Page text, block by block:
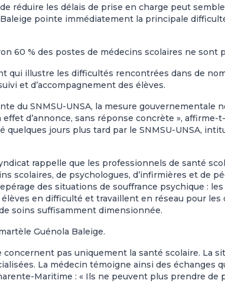
réduire les délais de prise en charge peut
pointe immédiatement la principale
60 % des postes de médecins scolaires ne sont
qui illustre les difficultés rencontrées dans de
et d’accompagnement des élèves.
du SNMSU-UNSA, la mesure gouvernementale
effet d’annonce, sans réponse concrète »,
quelques jours plus tard par le SNMSU-UNSA,
rappelle que les professionnels de santé
scolaires, de psychologues, d’infirmières et de
des situations de souffrance psychique :
en difficulté et travaillent en réseau pour
soins suffisamment dimensionnée.
Guénola Baleige.
concernent pas uniquement la santé scolaire. La
La médecin témoigne ainsi des échanges
Maritime : « Ils ne peuvent plus prendre de